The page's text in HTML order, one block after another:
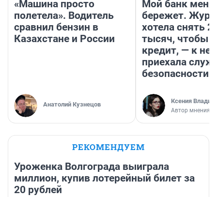
«Машина просто
полетела». Водитель
сравнил бензин в
Казахстане и России
Анатолий Кузнецов
Мой банк меня
бережет.
хотела снять
тысяч, чтобы
кредит, — к
приехала
безопасности
Ксения
Автор мнения
РЕКОМЕНДУЕМ
Уроженка Волгограда выиграла
миллион, купив лотерейный билет за
20 рублей